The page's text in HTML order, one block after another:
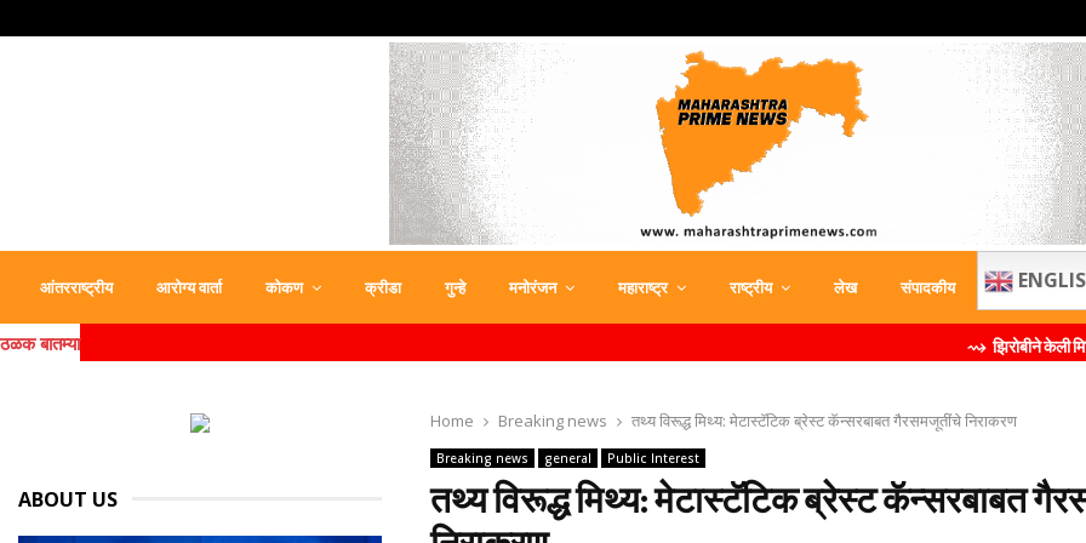
आंतरराष्ट्रीय आरोग्य वार्ता कोकण क्रीडा गुन्हे मनोरंजन महाराष्ट्र राष्ट्रीय लेख संपादकीय
ठळक बातम्या ⇝ झिरोबीने केली मिलिंद सोमण यांची
Home Breaking news तथ्‍य विरूद्ध मिथ्य: मेटास्‍टॅटिक ब्रेस्‍ट कॅन्‍सरबाबत गैरसमजूतींचे निराकरण
Breaking news general Public Interest
तथ्‍य विरूद्ध मिथ्य: मेटास्‍टॅटिक ब्रेस्‍ट कॅन्‍सरबाबत
ABOUT US